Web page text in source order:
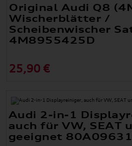
Original Audi Q8
Wischerblätter /
Scheibenwischer
4M8955425D
25,90 €
Audi 2-in-1
auch für VW, SEAT
geeignet